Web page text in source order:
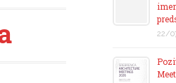
22/